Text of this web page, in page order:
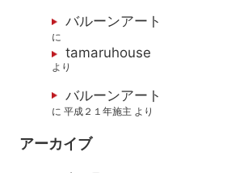
バルーンアート
に
tamaruhouse
より
バルーンアート
に平成２１年施主 より
アーカイブ